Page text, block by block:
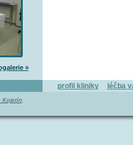
»
profil kliniky léčba
Kojetín